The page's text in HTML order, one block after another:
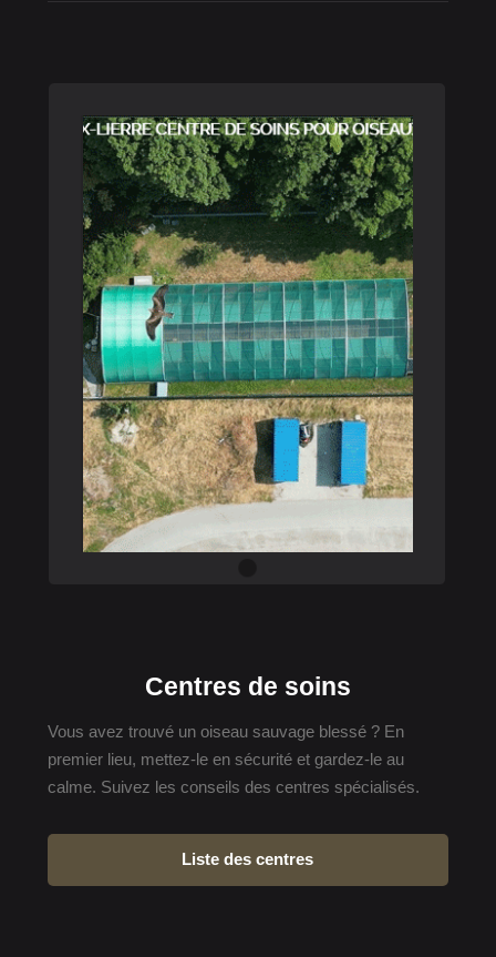
Centres de soins
Vous avez trouvé un oiseau sauvage blessé ? En
premier lieu, mettez-le en sécurité et gardez-le au
calme. Suivez les conseils des centres spécialisés.
Liste des centres